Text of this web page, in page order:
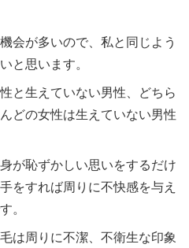
会が多いので、私と同じよう
と思います。
と生えていない男性、どちら
どの女性は生えていない男性
が恥ずかしい思いをするだけ
をすれば周りに不快感を与え
。
は周りに不潔、不衛生な印象